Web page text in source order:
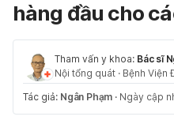
hàng đầu cho
Tham vấn y khoa: Bác sĩ
Nội tổng quát · Bệnh Viện
Tác giả: Ngân Phạm · Ngày cập